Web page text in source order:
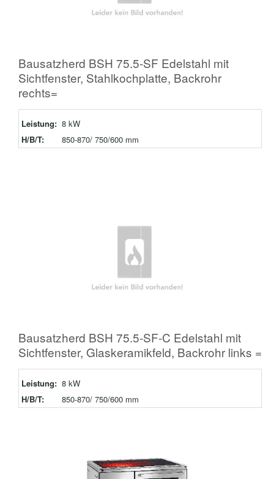
Bausatzherd BSH 75.5-SF Edelstahl mit
Sichtfenster, Stahlkochplatte, Backrohr
rechts=
Leistung: 8 kW
H/B/T:
850-870/ 750/600 mm
Bausatzherd BSH 75.5-SF-C Edelstahl mit
Sichtfenster, Glaskeramikfeld, Backrohr links =
Leistung: 8 kW
H/B/T:
850-870/ 750/600 mm